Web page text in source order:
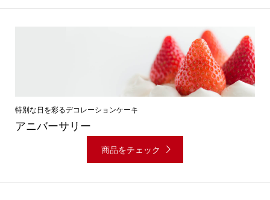
特別な日を彩るデコレーションケーキ
アニバーサリー
商品をチェック